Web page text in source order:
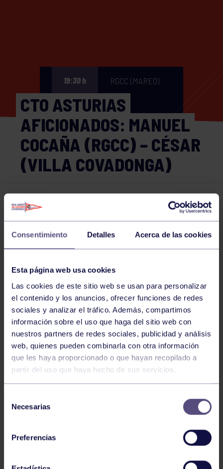
Consentimiento Detalles Acerca de las cookies
Esta página web usa cookies
Las cookies de este sitio web se usan para personalizar
el contenido y los anuncios, ofrecer funciones de redes
sociales y analizar el tráfico. Además, compartimos
información sobre el uso que haga del sitio web con
nuestros partners de redes sociales, publicidad y análisis
web, quienes pueden combinarla con otra información
que les haya proporcionado o que hayan recopilado a
partir del uso que haya hecho de sus servicios.
Necesarias
Preferencias
19:30 h RGCC (MAREO)
CTO ASTURIAS
AFICIONADOS: MANUEL
COCAÑA (RGCC) – CÉSAR
(VILLA COVADONGA)
Comparte
NOTICIAS RELACIONADAS
Bolos 03 Ago 2026
AVANZA